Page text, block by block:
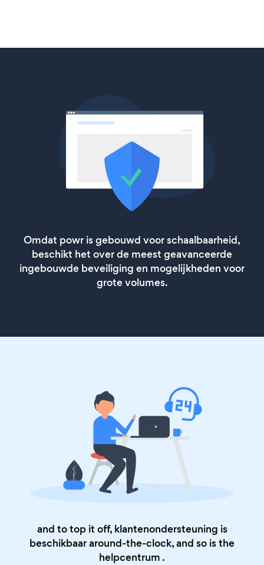
Omdat powr is gebouwd voor schaalbaarheid,
beschikt het over de meest geavanceerde
ingebouwde beveiliging en mogelijkheden voor
grote volumes.
and to top it off, klantenondersteuning is
beschikbaar around-the-clock, and so is the
helpcentrum .